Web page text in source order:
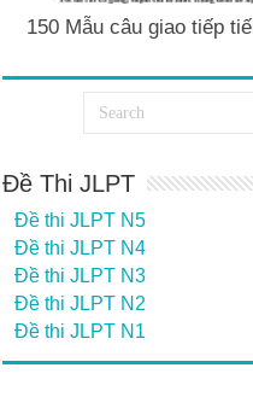
150 Mẫu câu giao tiếp
Đề Thi JLPT
Đề thi JLPT N5
Đề thi JLPT N4
Đề thi JLPT N3
Đề thi JLPT N2
Đề thi JLPT N1